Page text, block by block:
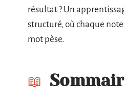
résultat ? Un
structuré, où chaque
mot pèse.